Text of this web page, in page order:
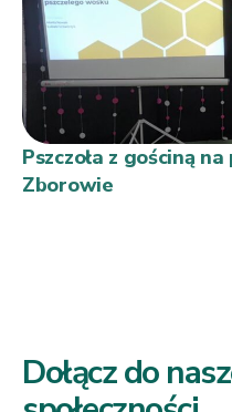
Pszczoła z gościną
Zborowie
Dołącz do